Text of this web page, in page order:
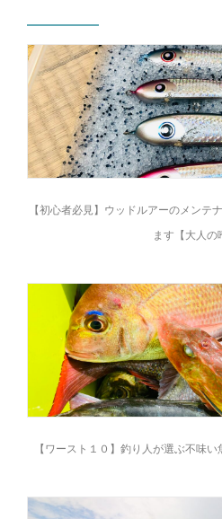
【初心者必見】ウッドルアーのメンテ
ます【大人の
【ワースト１０】釣り人が選ぶ不味